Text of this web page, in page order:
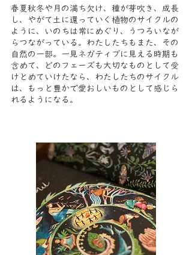
春夏秋冬や月の満ち欠け、種が芽吹き、成長
し、やがて土に還っていく植物のサイクルの
ように、いのちは常にめぐり、うつろいなが
らつながっている。わたしたちもまた、その
自然の一部。一見ネガティブに見える時期も
含めて、どのフェーズも大切なものとして受
けとめていけたなら、わたしたちのサイクル
は、もっと豊かで愛おしいものとして感じら
れるようになる。